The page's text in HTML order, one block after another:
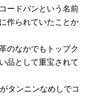
ードバンという名前
作られていたことか
のなかでもトップク
品として重宝されて
タンニンなめしでコ